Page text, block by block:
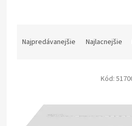
Najpredávanejšie Najlacnejšie
Kód: